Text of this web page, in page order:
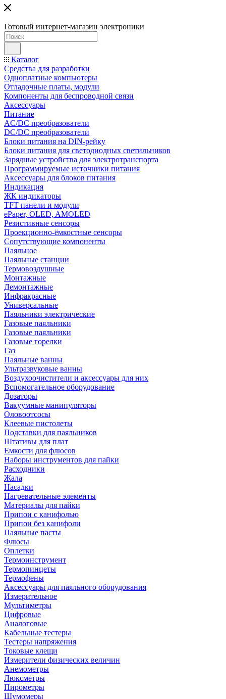
Готовый интернет-магазин электроники
Каталог
Средства для разработки
Одноплатные компьютеры
Отладочные платы, модули
Компоненты для беспроводной связи
Аксессуары
Питание
AC/DC преобразователи
DC/DC преобразователи
Блоки питания на DIN-рейку
Блоки питания для светодиодных светильников
Зарядные устройства для электротранспорта
Программируемые источники питания
Аксессуары для блоков питания
Индикация
ЖК индикаторы
TFT панели и модули
ePaper, OLED, AMOLED
Резистивные сенсоры
Проекционно-ёмкостные сенсоры
Сопутствующие компоненты
Паяльное
Паяльные станции
Термовоздушные
Монтажные
Демонтажные
Инфракрасные
Универсальные
Паяльники электрические
Газовые паяльники
Газовые паяльники
Газовые горелки
Газ
Паяльные ванны
Ультразвуковые ванны
Воздухоочистители и аксессуары для них
Вспомогательное оборудование
Дозаторы
Вакуумные манипуляторы
Оловоотсосы
Клеевые пистолеты
Подставки для паяльников
Штативы для плат
Емкости для флюсов
Наборы инструментов для пайки
Расходники
Жала
Насадки
Нагревательные элементы
Материалы для пайки
Припои с канифолью
Припои без канифоли
Паяльные пасты
Флюсы
Оплетки
Термоинструмент
Термопинцеты
Термофены
Аксессуары для паяльного оборудования
Измерительное
Мультиметры
Цифровые
Аналоговые
Кабельные тестеры
Тестеры напряжения
Токовые клещи
Измерители физических величин
Анемометры
Люксметры
Пирометры
Шумомеры